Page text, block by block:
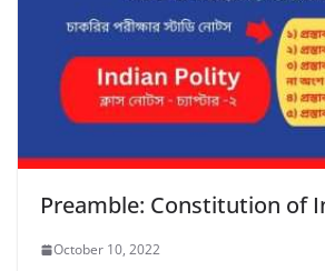
Preamble: Constitution of
October 10, 2022